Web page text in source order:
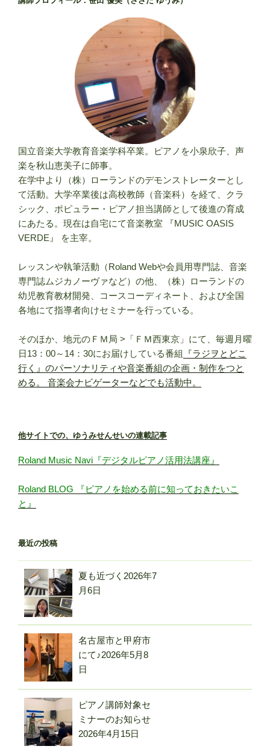
ジ
国立音楽大学教育音楽学科卒業。ピアノを小泉欣子、声
楽を秋山恵美子に師事。
在学中より（株）ローランドのデモンストレーターとし
て活動。大学卒業後は高校教師（音楽科）を経て、クラ
シック、ポピュラー・ピアノ担当講師として後進の育成
にあたる。現在は自宅にて音楽教室 『MUSIC OASIS
VERDE』 を主宰。
レッスンや執筆活動（Roland Webや会員用専門誌、音楽
専門誌ムジカノーヴァなど）の他、（株）ローランドの
幼児教育教材開発、コースコーディネート、および全国
各地にて指導者向けセミナーを行っている。
そのほか、地元のＦＭ局 >「ＦＭ西東京」にて、毎週月曜
日13：00～14：30にお届けしている番組
『ラジヲとどこ
行く』のパーソナリティや音楽番組の企画・制作をつと
める。 音楽会ナビゲーターなどでも活動中。
他サイトでの、ゆうみせんせいの連載記事
Roland Music Navi『デジタルピアノ活用法講座』
Roland BLOG 『ピアノを始める前に知っておきたいこ
と』
最近の投稿
夏も近づく 2026年7
月6日
名古屋市と甲府市
にて♪2026年5月8
日
ピアノ講師対象セ
ミナーのお知らせ
2026年4月15日